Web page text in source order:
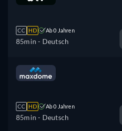
CC HD Ab 0 Jahren
85min - Deutsch
CC HD Ab 0 Jahren
85min - Deutsch